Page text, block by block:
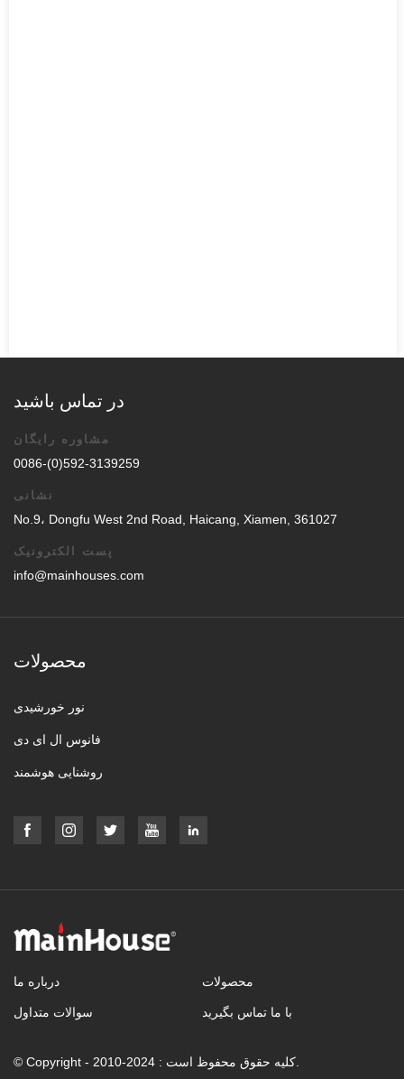
در تماس باشید
مشاوره رایگان
0086-(0)592-3139259
نشانی
No.9، Dongfu West 2nd Road, Haicang, Xiamen, 361027
پست الکترونیک
info@mainhouses.com
محصولات
نور خورشیدی
فانوس ال ای دی
روشنایی هوشمند
درباره ما محصولات
سوالات متداول با ما تماس بگیرید